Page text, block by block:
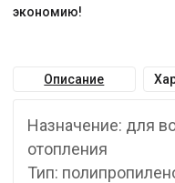
экономию!
Описание
Назначение: для
отопления
Тип: